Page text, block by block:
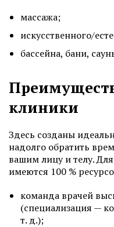
массажа;
искусственного/
бассейна, бани,
клиники
Здесь созданы
надолго обратить
вашим лицу и телу.
имеются 100 %
команда врачей
(специализация —
т. д.);